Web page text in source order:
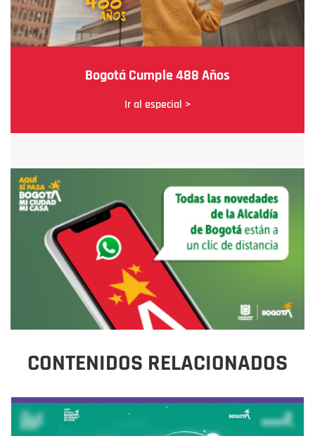
Bogotá Cumple 488 Años
Ir al especial >
CONTENIDOS RELACIONADOS